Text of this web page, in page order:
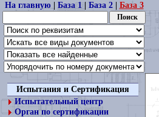
На главную| База 1| База 2| База 3
Испытания и Сертификация
Испытательный центр
Орган по сертификации